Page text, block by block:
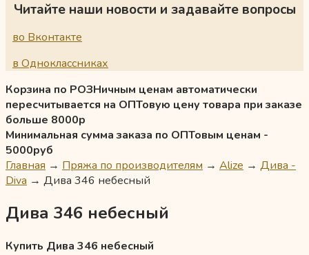
Читайте наши новости и задавайте вопросы
во Вконтакте
в Одноклассниках
Корзина по РОЗНичным ценам автоматически
пересчитывается на ОПТовую цену товара при заказе
больше 8000р
Минимальная сумма заказа по ОПТовым ценам -
5000руб
Главная → Пряжа по производителям → Alize → Дива -
Diva → Дива 346 небесный
Дива 346 небесный
Купить Дива 346 небесный